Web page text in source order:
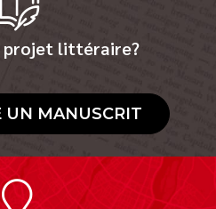
projet littéraire?
UN MANUSCRIT